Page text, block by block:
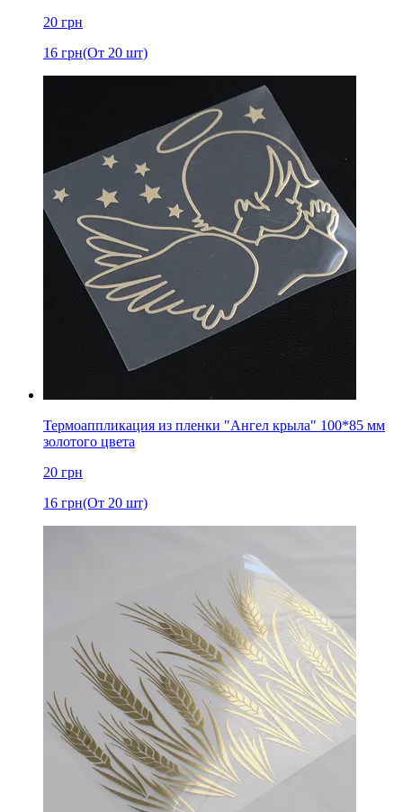
20 грн
16 грн(От 20 шт)
Термоаппликация из пленки "Ангел крыла" 100*85 мм
золотого цвета
20 грн
16 грн(От 20 шт)